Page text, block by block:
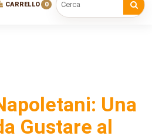
Cerca nel sito
CARRELLO 0
Una
Gustare al